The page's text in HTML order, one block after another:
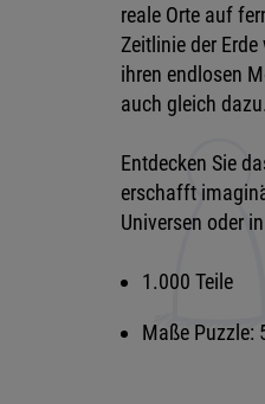
reale Orte auf
Zeitlinie der
ihren endlosen
auch gleich dazu.
Entdecken Sie
erschafft
Universen oder
1.000 Teile
Maße Puzzle: